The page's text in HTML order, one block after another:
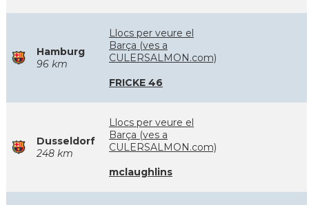
Hamburg
96 km
Llocs per veure el
Barça (ves a
CULERSALMON.com)
FRICKE 46
Dusseldorf
248 km
Llocs per veure el
Barça (ves a
CULERSALMON.com)
mclaughlins